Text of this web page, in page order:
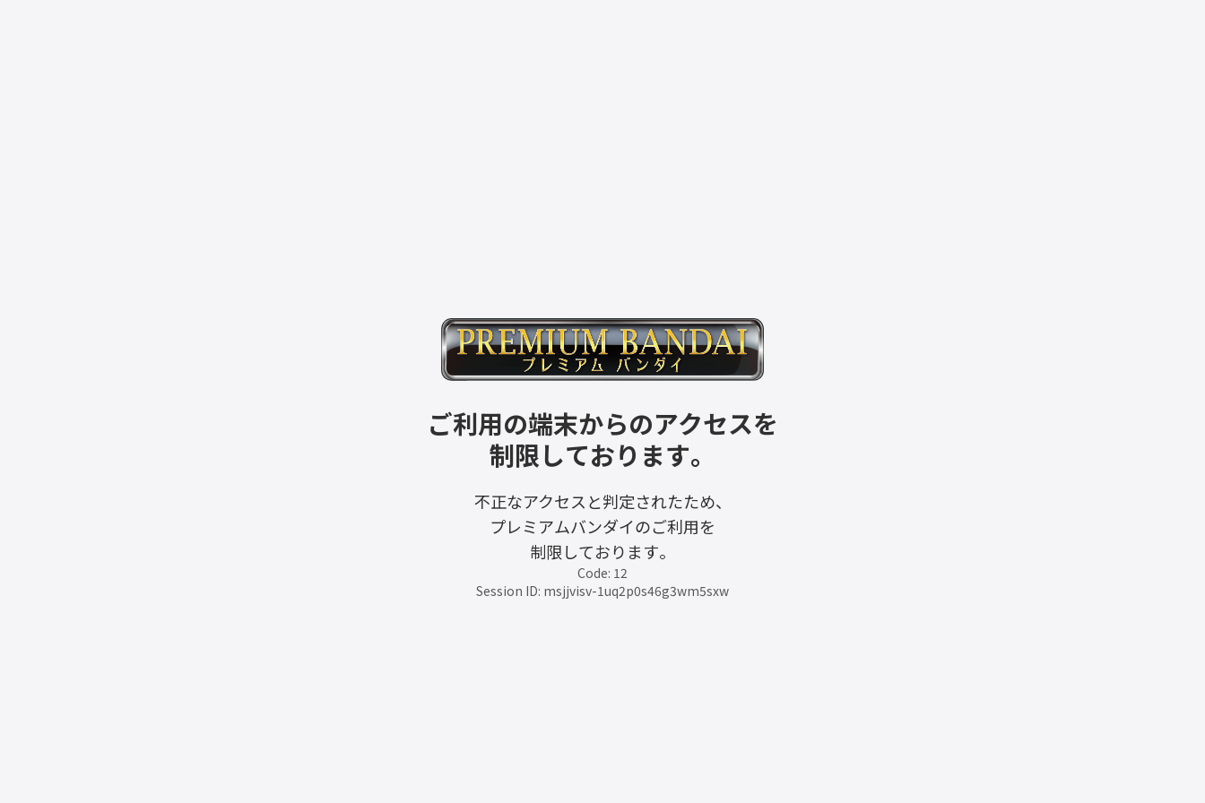
ご利用の端末からのアクセスを
制限しております。
不正なアクセスと判定されたため、
プレミアムバンダイのご利用を
制限しております。
Code: 12
Session ID: msjjvisv-1uq2p0s46g3wm5sxw